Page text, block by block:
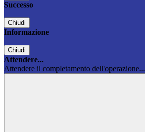
Successo
Chiudi
Informazione
Chiudi
Attendere...
Attendere il completamento dell'operazione...